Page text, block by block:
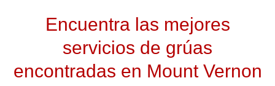
Encuentra las mejores
servicios de grúas
encontradas en Mount Vernon